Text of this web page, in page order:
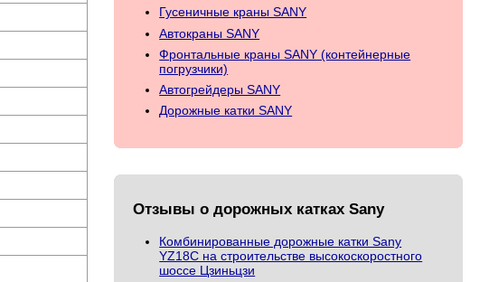
Гусеничные краны SANY
Автокраны SANY
Фронтальные краны SANY (контейнерные
погрузчики)
Автогрейдеры SANY
Дорожные катки SANY
Отзывы о дорожных катках Sany
Комбинированные дорожные катки Sany
YZ18C на строительстве высокоскоростного
шоссе Цзиньцзи